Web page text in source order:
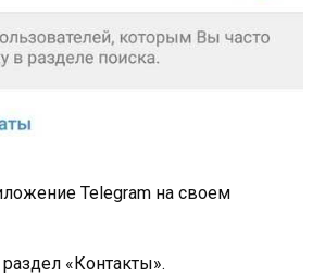
Telegram на своем
«Контакты».